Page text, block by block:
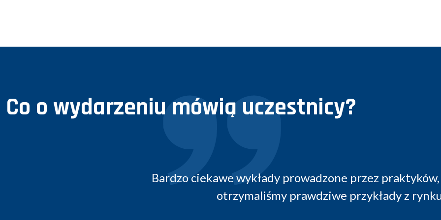
Co o wydarzeniu mówią uczestnicy?
wykłady prowadzone przez praktyków, dzięki czemu
otrzymaliśmy prawdziwe przykłady z rynku.
Ciekawe
możliwości